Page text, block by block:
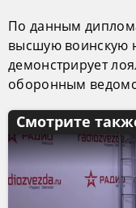
По данным
высшую воинскую
демонстрирует
оборонным
Смотрите